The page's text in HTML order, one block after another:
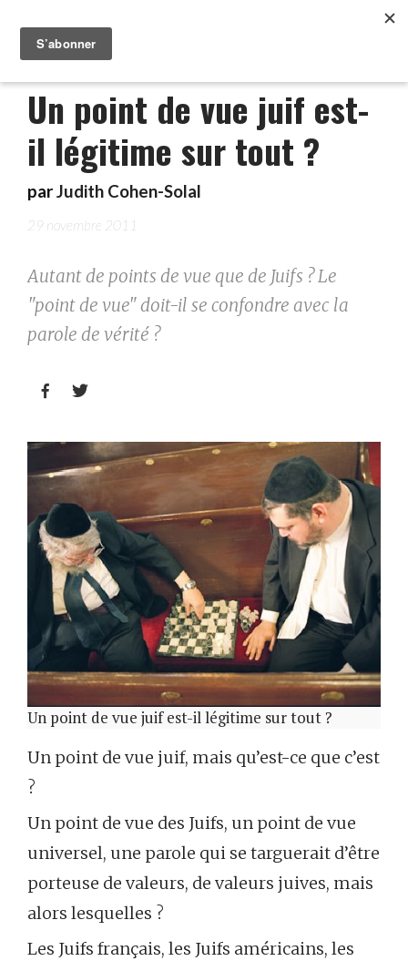
Un point de vue juif est-
il légitime sur tout ?
parJudith Cohen-Solal
29 novembre 2011
Autant de points de vue que de Juifs ? Le
"point de vue" doit-il se confondre avec la
parole de vérité ?
 
Un point de vue juif est-il légitime sur tout ?
Un point de vue juif, mais qu’est-ce que c’est
?
Un point de vue des Juifs, un point de vue
universel, une parole qui se targuerait d’être
porteuse de valeurs, de valeurs juives, mais
alors lesquelles ?
Les Juifs français, les Juifs américains, les